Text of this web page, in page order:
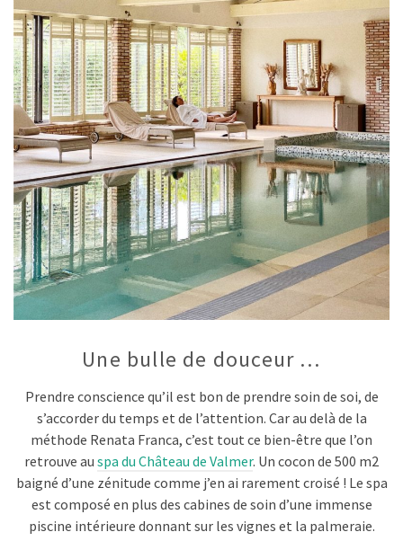
Une bulle de douceur …
Prendre conscience qu’il est bon de prendre soin de soi, de
s’accorder du temps et de l’attention. Car au delà de la
méthode Renata Franca, c’est tout ce bien-être que l’on
retrouve au spa du Château de Valmer. Un cocon de 500 m2
baigné d’une zénitude comme j’en ai rarement croisé ! Le spa
est composé en plus des cabines de soin d’une immense
piscine intérieure donnant sur les vignes et la palmeraie.